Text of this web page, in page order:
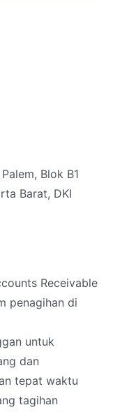
Blok B1
Barat, DKI
Receivable
penagihan di
untuk
dan
tepat waktu
tagihan